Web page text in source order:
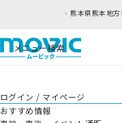
熊本県熊本地方を震源
メニュー検索
ログイン / マイページ
おすすめ情報